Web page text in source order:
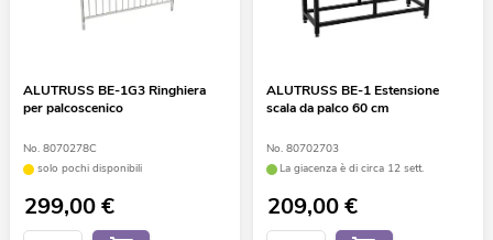
ALUTRUSS BE-1G3 Ringhiera
per palcoscenico
No. 8070278C
solo pochi disponibili
299,00€
ALUTRUSS BE-1 Estensione
scala da palco 60 cm
No. 80702703
La giacenza è di circa 12 sett.
209,00€